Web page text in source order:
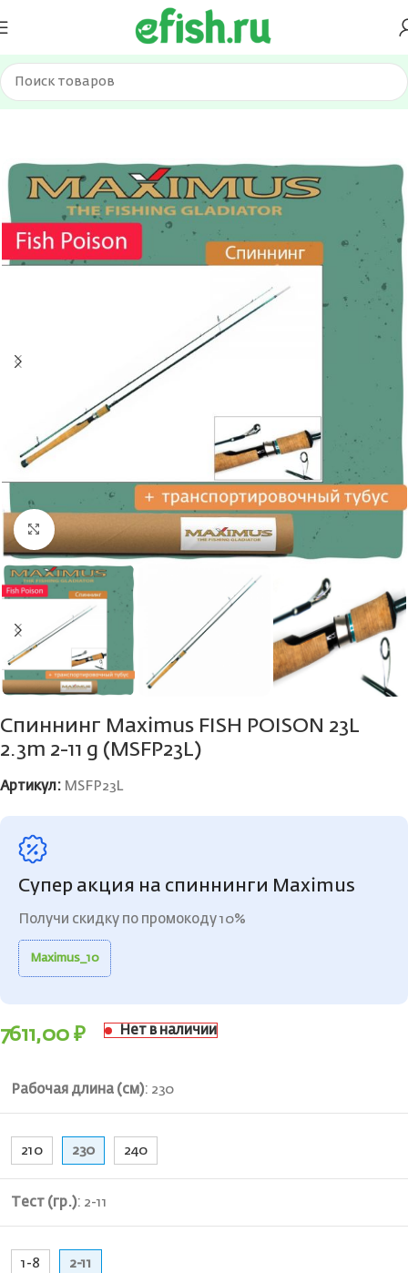
Главная Удилища Спиннинги
Нажмите, чтобы увеличить
Спиннинг Maximus FISH POISON 23L
2.3m 2-11 g (MSFP23L)
Артикул: MSFP23L
Супер акция на спиннинги Maximus
Получи скидку по промокоду 10%
Maximus_10
7611,00 ₽ Нет в наличии
Рабочая длина (см): 230
210 230 240
Тест (гр.): 2-11
1-8 2-11